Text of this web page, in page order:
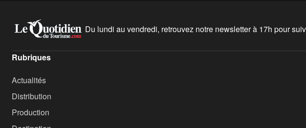
Du lundi au vendredi, retrouvez notre newsletter à 17h pour
Rubriques
Actualités
Distribution
Production